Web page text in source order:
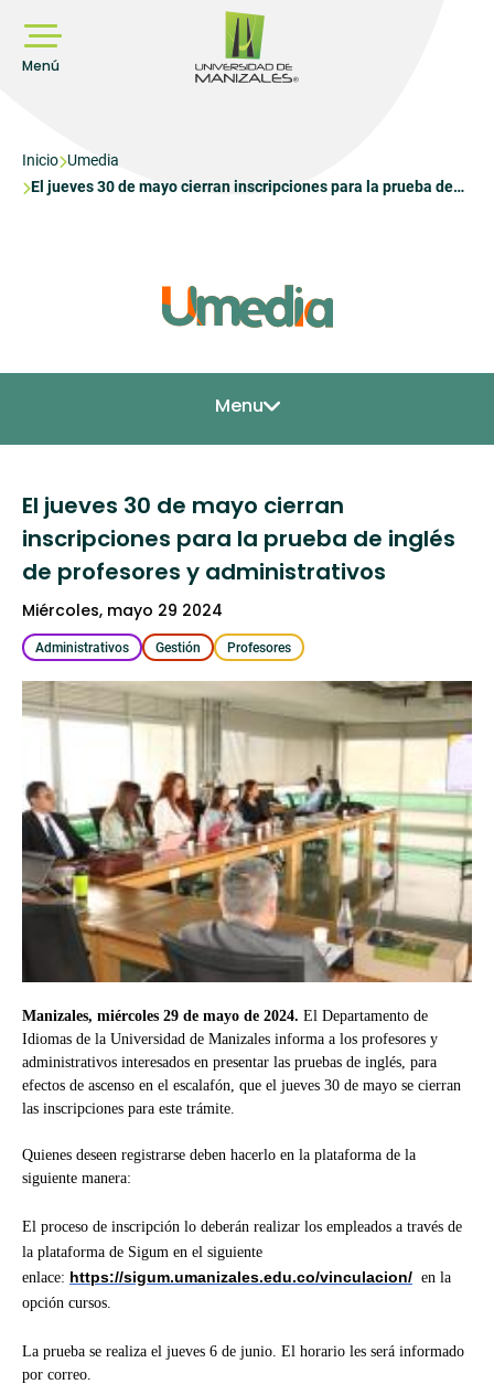
contenido
principal
Menú
Sobrescribir
enlaces
Inicio Umedia
El jueves 30 de mayo cierran inscripciones para la prueba de
Menu
El jueves 30 de mayo cierran
inscripciones para la prueba de inglés
de profesores y administrativos
miércoles, mayo 29 2024
Administrativos Gestión Profesores
Manizales, miércoles 29 de mayo de 2024. El Departamento de
Idiomas de la Universidad de Manizales informa a los profesores y
administrativos interesados en presentar las pruebas de inglés, para
efectos de ascenso en el escalafón, que el jueves 30 de mayo se cierran
las inscripciones para este trámite.
Quienes deseen registrarse deben hacerlo en la plataforma de la
siguiente manera:
El proceso de inscripción lo deberán realizar los empleados a través de
la plataforma de Sigum en el siguiente
enlace: https://sigum.umanizales.edu.co/vinculacion/ en la
opción cursos.
La prueba se realiza el jueves 6 de junio. El horario les será informado
por correo.